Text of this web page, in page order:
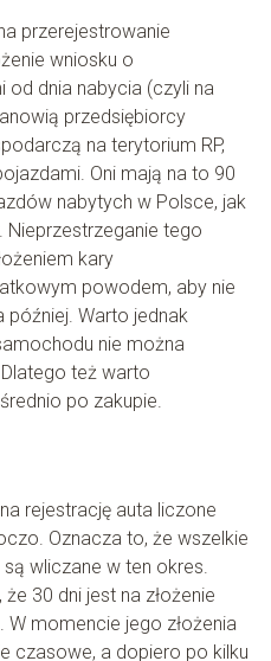
przerejestrowanie
wniosku o
od dnia nabycia (czyli na
przedsiębiorcy
na terytorium RP,
Oni mają na to 90
nabytych w Polsce, jak
Nieprzestrzeganie tego
kary
powodem, aby nie
później. Warto jednak
nie można
też warto
po zakupie.
rejestrację auta liczone
Oznacza to, że wszelkie
wliczane w ten okres.
30 dni jest na złożenie
momencie jego złożenia
czasowe, a dopiero po kilku